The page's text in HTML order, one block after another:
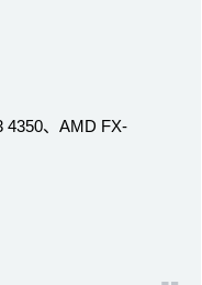
4350、AMD FX-